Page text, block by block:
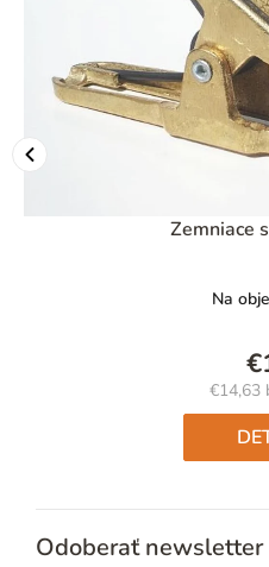
Zemniace
Na
€14,63
Odoberať newsletter